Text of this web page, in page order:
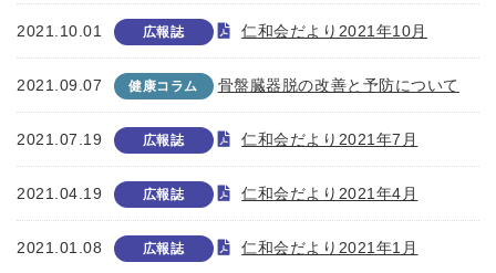
2021.10.01 広報誌 仁和会だより2021年10月
2021.09.07 健康コラム 骨盤臓器脱の改善と予防について
2021.07.19 広報誌 仁和会だより2021年7月
2021.04.19 広報誌 仁和会だより2021年4月
2021.01.08 広報誌 仁和会だより2021年1月